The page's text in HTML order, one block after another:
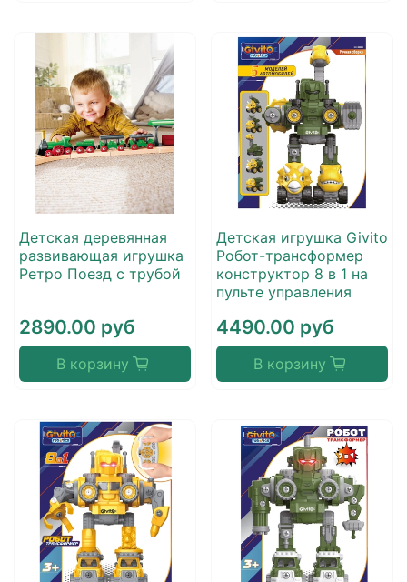
Детская деревянная
развивающая игрушка
Ретро Поезд с трубой
2890.00 руб
В корзину
Детская игрушка Givito
Робот-трансформер
конструктор 8 в 1 на
пульте управления
4490.00 руб
В корзину